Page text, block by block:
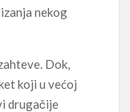
nekog
Dok,
koji u većoj
drugačije